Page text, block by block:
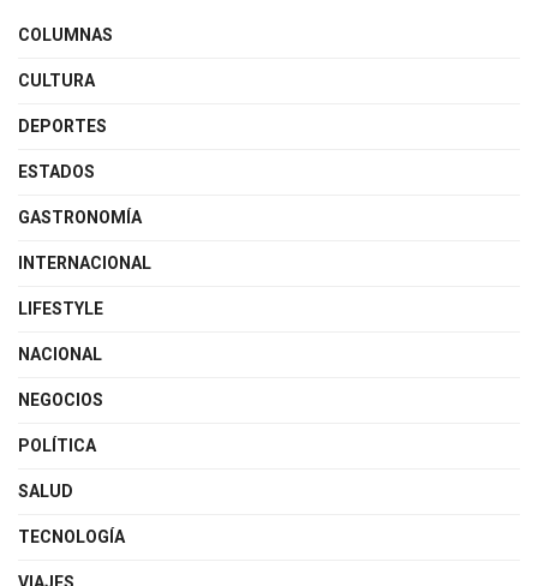
COLUMNAS
CULTURA
DEPORTES
ESTADOS
GASTRONOMÍA
INTERNACIONAL
LIFESTYLE
NACIONAL
NEGOCIOS
POLÍTICA
SALUD
TECNOLOGÍA
VIAJES